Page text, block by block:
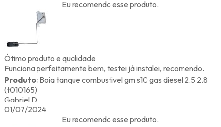
Eu recomendo esse produto.
Ótimo produto e qualidade
Funciona perfeitamente bem, testei já instalei, recomendo.
Produto:Boia tanque combustivel gm s10 gas diesel 2.5 2.8
(t010165)
Gabriel D.
01/07/2024
Eu recomendo esse produto.